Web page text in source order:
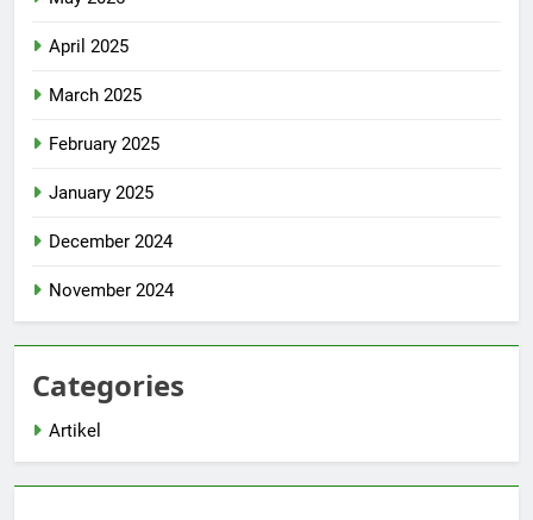
April 2025
March 2025
February 2025
January 2025
December 2024
November 2024
Categories
Artikel